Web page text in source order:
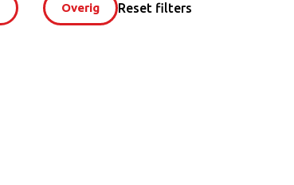
Overig Reset filters